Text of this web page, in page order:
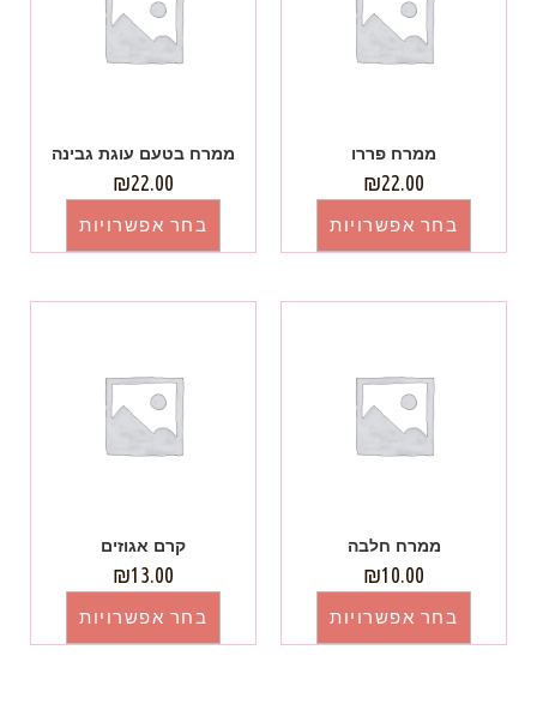
ממרח פררו
₪22.00
בחר אפשרויות
ממרח בטעם עוגת גבינה
₪22.00
בחר אפשרויות
ממרח חלבה
₪10.00
בחר אפשרויות
קרם אגוזים
₪13.00
בחר אפשרויות